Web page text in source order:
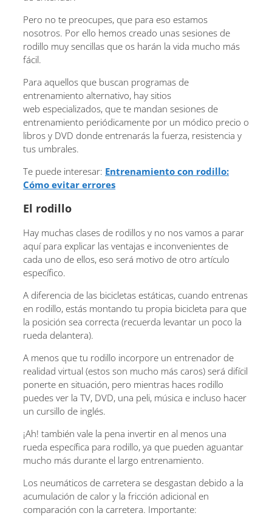
Pero no te preocupes, que para eso estamos
nosotros. Por ello hemos creado unas sesiones de
rodillo muy sencillas que os harán la vida mucho más
fácil.
Para aquellos que buscan programas de
entrenamiento alternativo, hay sitios
web especializados, que te mandan sesiones de
entrenamiento periódicamente por un módico precio o
libros y DVD donde entrenarás la fuerza, resistencia y
tus umbrales.
Te puede interesar: Entrenamiento con rodillo:
Cómo evitar errores
El rodillo
Hay muchas clases de rodillos y no nos vamos a parar
aquí para explicar las ventajas e inconvenientes de
cada uno de ellos, eso será motivo de otro artículo
específico.
A diferencia de las bicicletas estáticas, cuando entrenas
en rodillo, estás montando tu propia bicicleta para que
la posición sea correcta (recuerda levantar un poco la
rueda delantera).
A menos que tu rodillo incorpore un entrenador de
realidad virtual (estos son mucho más caros) será difícil
ponerte en situación, pero mientras haces rodillo
puedes ver la TV, DVD, una peli, música e incluso hacer
un cursillo de inglés.
¡Ah! también vale la pena invertir en al menos una
rueda específica para rodillo, ya que pueden aguantar
mucho más durante el largo entrenamiento.
Los neumáticos de carretera se desgastan debido a la
acumulación de calor y la fricción adicional en
comparación con la carretera. Importante: